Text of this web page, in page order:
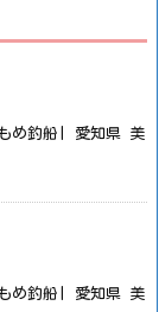
め釣船| 愛知県 美
め釣船| 愛知県 美